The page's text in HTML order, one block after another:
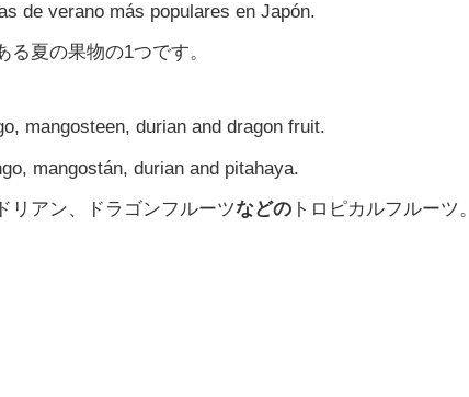
de verano más populares en Japón.
夏の果物の1つです。
mangosteen, durian and dragon fruit.
mangostán, durian and pitahaya.
リアン、ドラゴンフルーツなどの トロピカルフルーツ。